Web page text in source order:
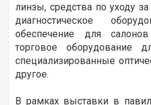
линзы, средства по уходу
диагностическое
обеспечение для
торговое оборудование
специализированные
другое.
В рамках выставки в